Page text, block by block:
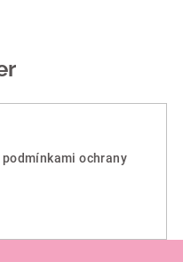
ochrany